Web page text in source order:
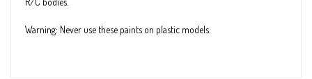
Warning: Never use these paints on plastic models.